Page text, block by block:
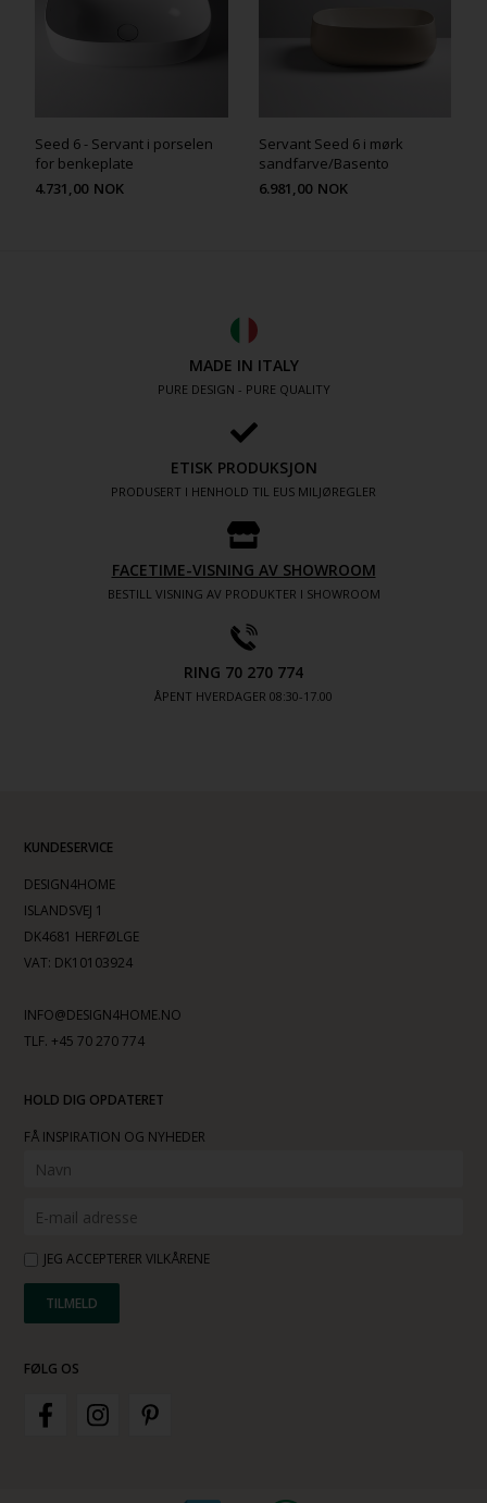
Seed 6 - Servant i porselen
for benkeplate
4.731,00 NOK
Servant Seed 6 i mørk
sandfarve/Basento
6.981,00 NOK
MADE IN ITALY
PURE DESIGN - PURE QUALITY
ETISK PRODUKSJON
PRODUSERT I HENHOLD TIL EUS MILJØREGLER
FACETIME-VISNING AV SHOWROOM
BESTILL VISNING AV PRODUKTER I SHOWROOM
RING 70 270 774
ÅPENT HVERDAGER 08:30-17.00
KUNDESERVICE
DESIGN4HOME
ISLANDSVEJ 1
DK4681 HERFØLGE
VAT: DK10103924
INFO@DESIGN4HOME.NO
TLF. +45 70 270 774
HOLD DIG OPDATERET
FÅ INSPIRATION OG NYHEDER
JEG ACCEPTERER VILKÅRENE
FØLG OS